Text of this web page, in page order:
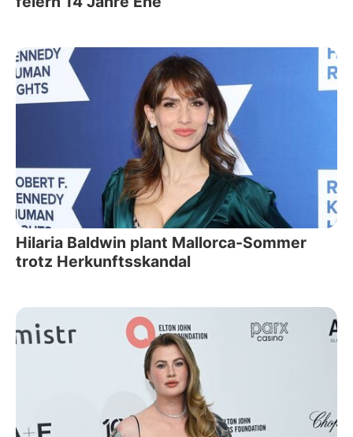
Hilaria Baldwin plant Mallorca-Sommer
trotz Herkunftsskandal